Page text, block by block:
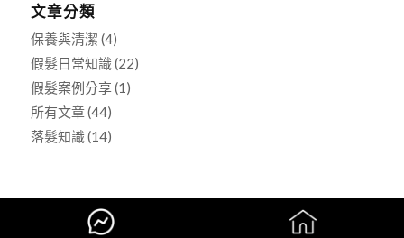
文章分類
保養與清潔 (4)
假髮日常知識(22)
假髮案例分享 (1)
所有文章(44)
落髮知識(14)